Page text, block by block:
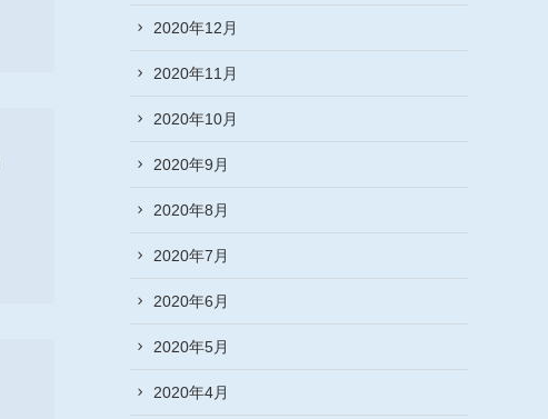
2020年12月
2020年11月
2020年10月
2020年9月
2020年8月
2020年7月
2020年6月
2020年5月
2020年4月